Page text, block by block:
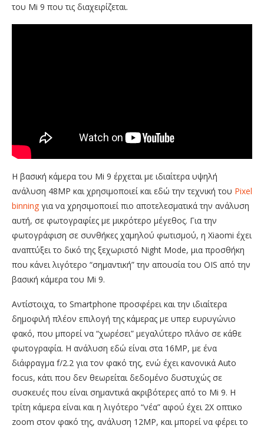
του Mi 9 που τις διαχειρίζεται.
Η βασική κάμερα του Mi 9 έρχεται με ιδιαίτερα υψηλή
ανάλυση 48ΜΡ και χρησιμοποιεί και εδώ την τεχνική του Pixel
binning για να χρησιμοποιεί πιο αποτελεσματικά την ανάλυση
αυτή, σε φωτογραφίες με μικρότερο μέγεθος. Για την
φωτογράφιση σε συνθήκες χαμηλού φωτισμού, η Xiaomi έχει
αναπτύξει το δικό της ξεχωριστό Night Mode, μια προσθήκη
που κάνει λιγότερο “σημαντική” την απουσία του OIS από την
βασική κάμερα του Mi 9.
Αντίστοιχα, το Smartphone προσφέρει και την ιδιαίτερα
δημοφιλή πλέον επιλογή της κάμερας με υπερ ευρυγώνιο
φακό, που μπορεί να “χωρέσει” μεγαλύτερο πλάνο σε κάθε
φωτογραφία. Η ανάλυση εδώ είναι στα 16MP, με ένα
διάφραγμα f/2.2 για τον φακό της, ενώ έχει κανονικά Auto
focus, κάτι που δεν θεωρείται δεδομένο δυστυχώς σε
συσκευές που είναι σημαντικά ακριβότερες από το Mi 9. Η
τρίτη κάμερα είναι και η λιγότερο “νέα” αφού έχει 2Χ οπτικο
zoom στον φακό της, ανάλυση 12ΜΡ, και μπορεί να φέρει το